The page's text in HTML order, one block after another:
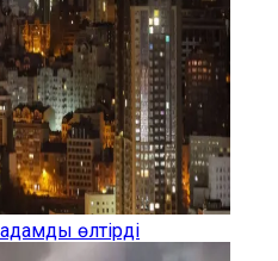
өлтірді